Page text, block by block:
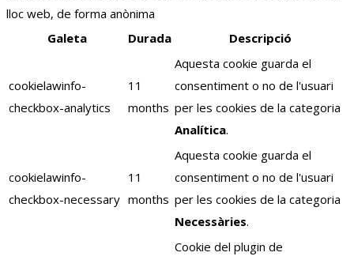
lloc web, de forma anònima
Galeta
Durada Descripció
cookielawinfo-
checkbox-analytics
11
months
Aquesta cookie guarda el
consentiment o no de l'usuari
per les cookies de la categoria
Analítica.
cookielawinfo-
checkbox-necessary
11
months
Aquesta cookie guarda el
consentiment o no de l'usuari
per les cookies de la categoria
Necessàries.
Cookie del plugin de